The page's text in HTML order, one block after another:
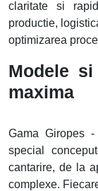
claritate si
productie,
optimizarea
Modele
maxima
Gama Giropes
special
cantarire, de la
complexe.